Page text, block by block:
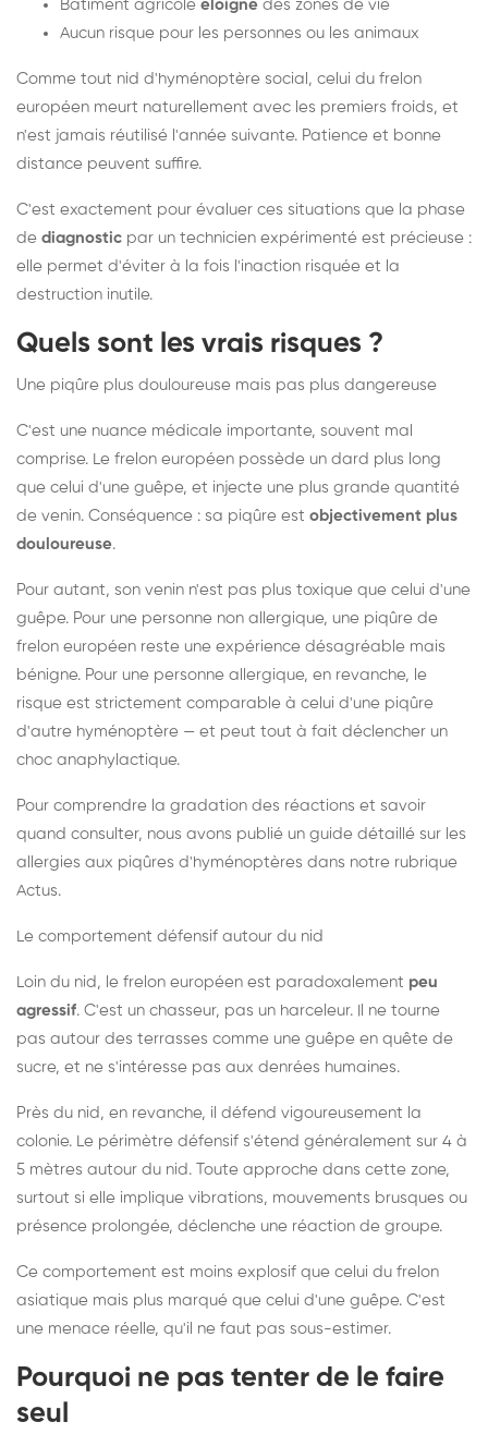
Bâtiment agricole éloigné des zones de vie
Aucun risque pour les personnes ou les animaux
Comme tout nid d'hyménoptère social, celui du frelon
européen meurt naturellement avec les premiers froids, et
n'est jamais réutilisé l'année suivante. Patience et bonne
distance peuvent suffire.
C'est exactement pour évaluer ces situations que la phase
de diagnostic par un technicien expérimenté est précieuse :
elle permet d'éviter à la fois l'inaction risquée et la
destruction inutile.
Quels sont les vrais risques ?
Une piqûre plus douloureuse mais pas plus dangereuse
C'est une nuance médicale importante, souvent mal
comprise. Le frelon européen possède un dard plus long
que celui d'une guêpe, et injecte une plus grande quantité
de venin. Conséquence : sa piqûre est objectivement plus
douloureuse.
Pour autant, son venin n'est pas plus toxique que celui d'une
guêpe. Pour une personne non allergique, une piqûre de
frelon européen reste une expérience désagréable mais
bénigne. Pour une personne allergique, en revanche, le
risque est strictement comparable à celui d'une piqûre
d'autre hyménoptère — et peut tout à fait déclencher un
choc anaphylactique.
Pour comprendre la gradation des réactions et savoir
quand consulter, nous avons publié un guide détaillé sur les
allergies aux piqûres d'hyménoptères dans notre rubrique
Actus.
Le comportement défensif autour du nid
Loin du nid, le frelon européen est paradoxalement peu
agressif. C'est un chasseur, pas un harceleur. Il ne tourne
pas autour des terrasses comme une guêpe en quête de
sucre, et ne s'intéresse pas aux denrées humaines.
Près du nid, en revanche, il défend vigoureusement la
colonie. Le périmètre défensif s'étend généralement sur 4 à
5 mètres autour du nid. Toute approche dans cette zone,
surtout si elle implique vibrations, mouvements brusques ou
présence prolongée, déclenche une réaction de groupe.
Ce comportement est moins explosif que celui du frelon
asiatique mais plus marqué que celui d'une guêpe. C'est
une menace réelle, qu'il ne faut pas sous-estimer.
Pourquoi ne pas tenter de le faire
seul